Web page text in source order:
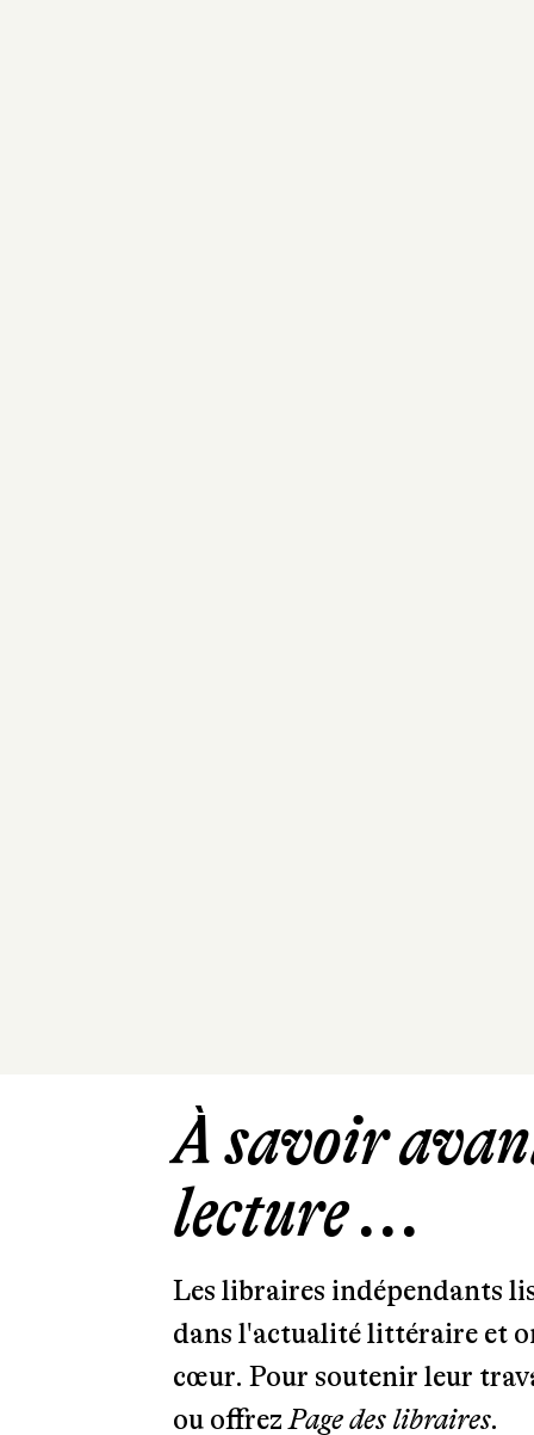
À savoir
lecture ...
Les libraires indépendants
dans l'actualité littéraire et
cœur. Pour soutenir leur
ou offrezPage des libraires.